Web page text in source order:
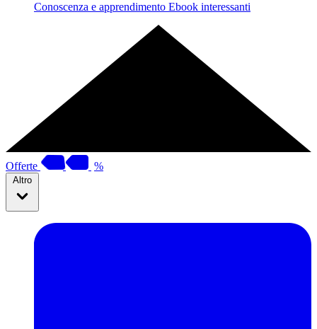
Conoscenza e apprendimento Ebook interessanti
Offerte %
Altro